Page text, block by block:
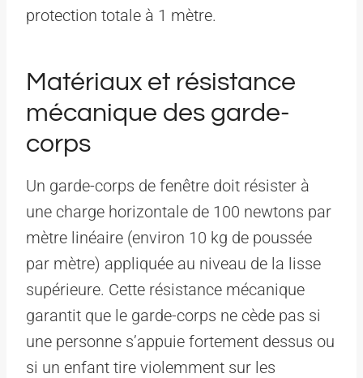
protection totale à 1 mètre.
Matériaux et résistance
mécanique des garde-
corps
Un garde-corps de fenêtre doit résister à
une charge horizontale de 100 newtons par
mètre linéaire (environ 10 kg de poussée
par mètre) appliquée au niveau de la lisse
supérieure. Cette résistance mécanique
garantit que le garde-corps ne cède pas si
une personne s’appuie fortement dessus ou
si un enfant tire violemment sur les